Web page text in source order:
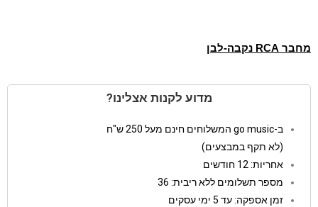
מחבר RCA נקבה-לבן
מדוע לקנות אצלינו?
ב-go music המשלוחים חינם מעל 250 ש"ח
(לא תקף במבצעים)
אחריות: 12 חודשים
מספר תשלומים ללא ריבית: 36
זמן אספקה: עד 5 ימי עסקים